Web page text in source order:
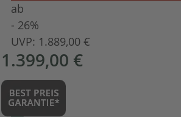
ab
- 26%
UVP: 1.889,00 €
1.399,00 €